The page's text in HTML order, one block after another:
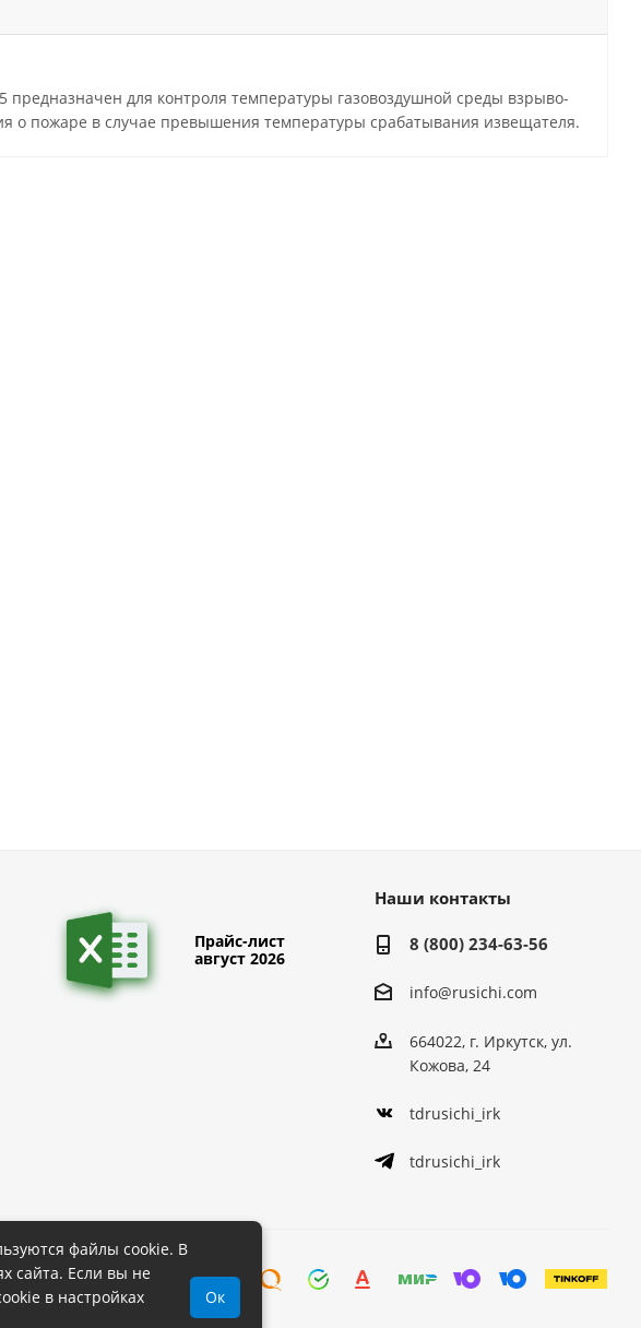
для контроля температуры газовоздушной среды взрыво-
пожаре в случае превышения температуры срабатывания извещателя.
Прайс-лист
август 2026
Наши контакты
8 (800) 234-63-56
info@rusichi.com
664022, г. Иркутск, ул.
Кожова, 24
tdrusichi_irk
tdrusichi_irk
файлы cookie. В
сайта. Если вы не
в настройках
Ок